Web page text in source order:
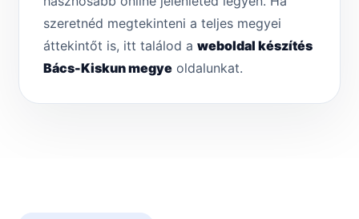
szeretnéd megtekinteni a teljes megyei
áttekintőt is, itt találod a weboldal készítés
Bács-Kiskun megye oldalunkat.